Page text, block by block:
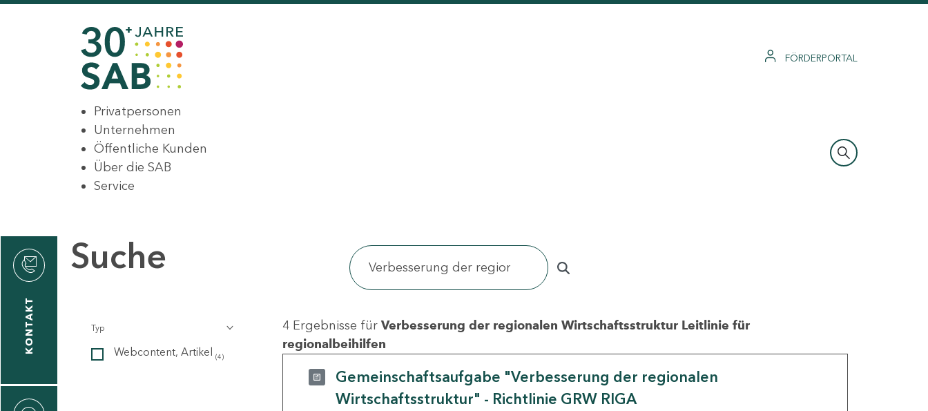
FÖRDERPORTAL
Privatpersonen
Unternehmen
Öffentliche Kunden
Über die SAB
Service
KONTAKT
Suche
Typ
Webcontent, Artikel (4)
4 Ergebnisse für Verbesserung der regionalen Wirtschaftsstruktur Leitlinie für
regionalbeihilfen
Gemeinschaftsaufgabe "Verbesserung der regionalen
Wirtschaftsstruktur" - Richtlinie GRW RIGA